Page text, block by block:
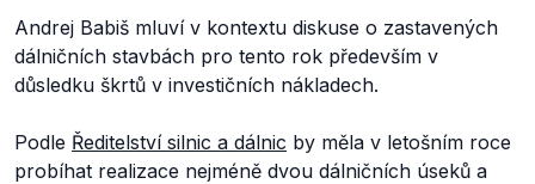
Andrej Babiš mluví v kontextu diskuse o zastavených
dálničních stavbách pro tento rok především v
důsledku škrtů v investičních nákladech.
Podle Ředitelství silnic a dálnic by měla v letošním roce
probíhat realizace nejméně dvou dálničních úseků a